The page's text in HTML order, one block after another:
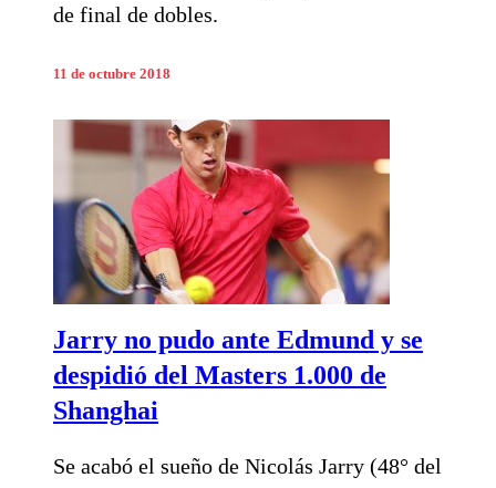
de final de dobles.
11 de octubre 2018
Jarry no pudo ante Edmund y se
despidió del Masters 1.000 de
Shanghai
Se acabó el sueño de Nicolás Jarry (48° del